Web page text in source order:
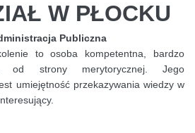
W PŁOCKU
Publiczna
to osoba kompetentna, bardzo
od strony merytorycznej. Jego
umiejętność przekazywania wiedzy w